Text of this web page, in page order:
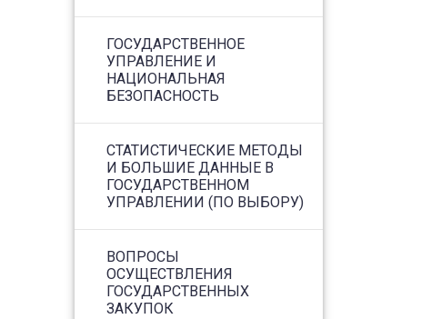
ГОСУДАРСТВЕННОЕ
УПРАВЛЕНИЕ И
НАЦИОНАЛЬНАЯ
БЕЗОПАСНОСТЬ
СТАТИСТИЧЕСКИЕ МЕТОДЫ
И БОЛЬШИЕ ДАННЫЕ В
ГОСУДАРСТВЕННОМ
УПРАВЛЕНИИ (ПО ВЫБОРУ)
ВОПРОСЫ
ОСУЩЕСТВЛЕНИЯ
ГОСУДАРСТВЕННЫХ
ЗАКУПОК